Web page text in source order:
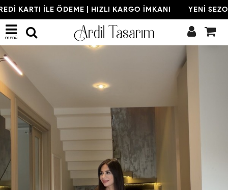
KARTI İLE ÖDEME | HIZLI KARGO İMKANI YENİ
menü